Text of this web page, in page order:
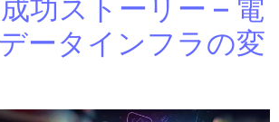
功ストーリー – 電
ータインフラの変